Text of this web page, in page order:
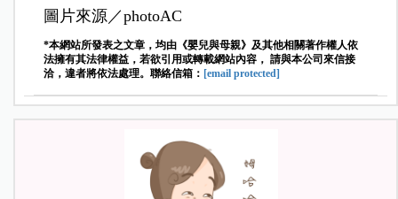
圖片來源／photoAC
*本網站所發表之文章，均由《嬰兒與母親》及其他相關著作權人依
法擁有其法律權益，若欲引用或轉載網站內容， 請與本公司來信接
洽，違者將依法處理。聯絡信箱： [email protected]